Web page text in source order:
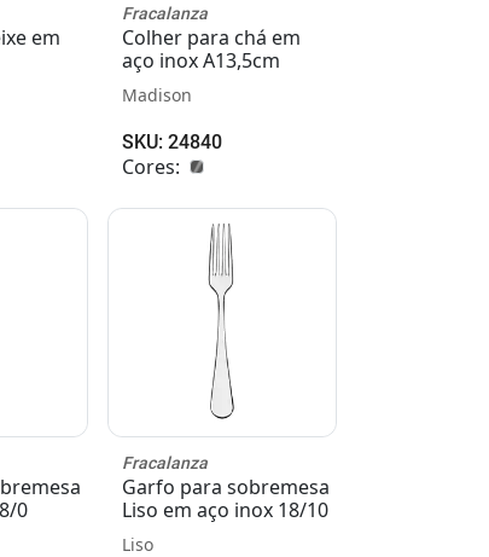
em
Fracalanza
Colher para chá em
aço inox A13,5cm
Madison
SKU: 24840
Cores:
0
Fracalanza
Garfo para sobremesa
Liso em aço inox 18/10
Liso